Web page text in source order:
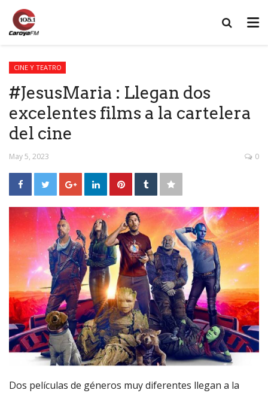
CINE Y TEATRO
#JesusMaria : Llegan dos
excelentes films a la cartelera
del cine
May 5, 2023 0
Dos películas de géneros muy diferentes llegan a la